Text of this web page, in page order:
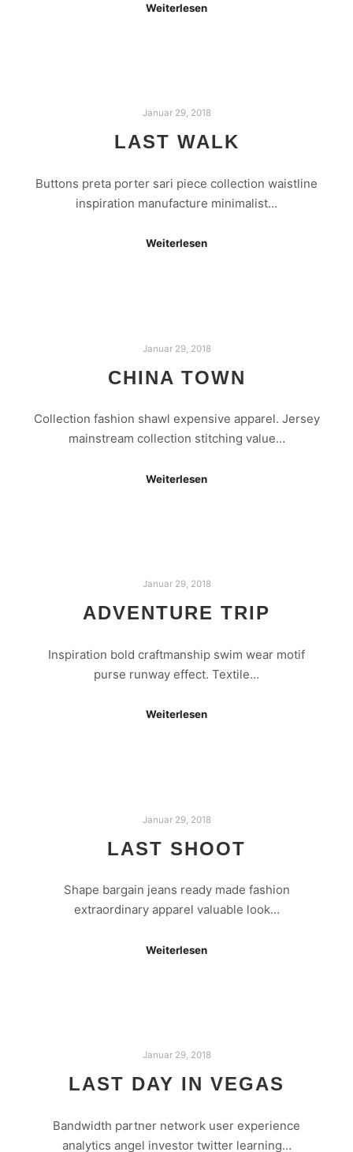
Weiterlesen
Januar 29, 2018
LAST WALK
Buttons preta porter sari piece collection waistline
inspiration manufacture minimalist…
Weiterlesen
Januar 29, 2018
CHINA TOWN
Collection fashion shawl expensive apparel. Jersey
mainstream collection stitching value…
Weiterlesen
Januar 29, 2018
ADVENTURE TRIP
Inspiration bold craftmanship swim wear motif
purse runway effect. Textile…
Weiterlesen
Januar 29, 2018
LAST SHOOT
Shape bargain jeans ready made fashion
extraordinary apparel valuable look…
Weiterlesen
Januar 29, 2018
LAST DAY IN VEGAS
Bandwidth partner network user experience
analytics angel investor twitter learning…